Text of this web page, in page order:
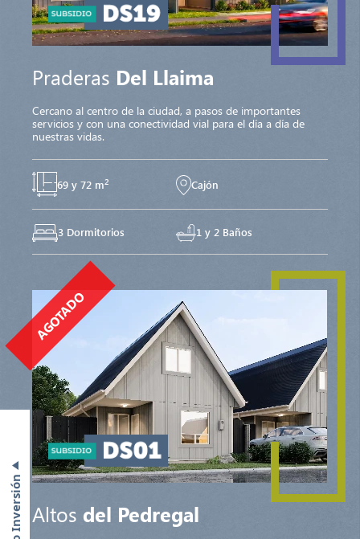
Praderas Del Llaima
Cercano al centro de la ciudad, a pasos de importantes
servicios y con una conectividad vial para el día a día de
nuestras vidas.
69 y 72 m2 Cajón
3 Dormitorios 1 y 2 Baños
AGOTADO
Altos del Pedregal